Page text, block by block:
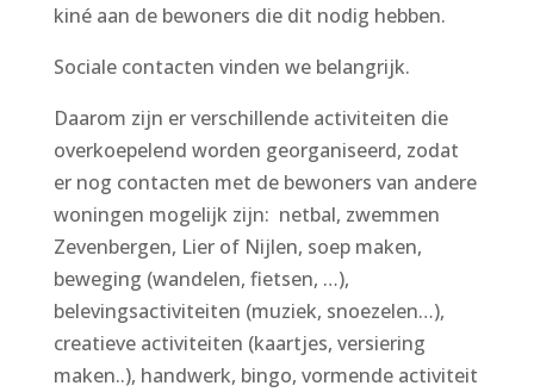
kiné aan de bewoners die dit nodig hebben.
Sociale contacten vinden we belangrijk.
Daarom zijn er verschillende activiteiten die
overkoepelend worden georganiseerd, zodat
er nog contacten met de bewoners van andere
woningen mogelijk zijn: netbal, zwemmen
Zevenbergen, Lier of Nijlen, soep maken,
beweging (wandelen, fietsen, …),
belevingsactiviteiten (muziek, snoezelen…),
creatieve activiteiten (kaartjes, versiering
maken..), handwerk, bingo, vormende activiteit